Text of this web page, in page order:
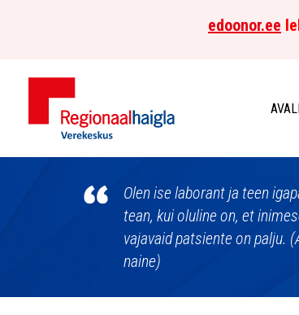
edoonor.ee
Põhja-
Eesti
Regionaalhaigla
Verekeskus
Olen ise laborant ja teen
tean, kui oluline on, et
vajavaid patsiente on palju.
naine)